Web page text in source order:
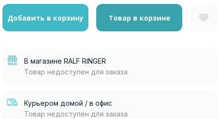
Добавить в корзину Товар в корзине
В магазине RALF RINGER
Товар недоступен для заказа
Курьером домой / в офис
Товар недоступен для заказа